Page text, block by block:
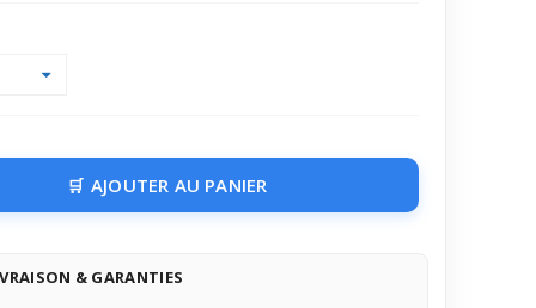
AJOUTER AU PANIER
& GARANTIES